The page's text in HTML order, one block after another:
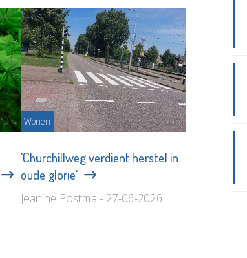
Wonen
'Churchillweg verdient herstel in
oude glorie'
Jeanine Postma - 27-06-2026